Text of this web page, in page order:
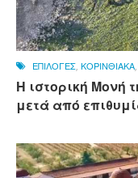
ΕΠΙΛΟΓΕΣ ΚΟΡΙΝΘΙΑΚΑ
Η ιστορική Μονή
μετά από